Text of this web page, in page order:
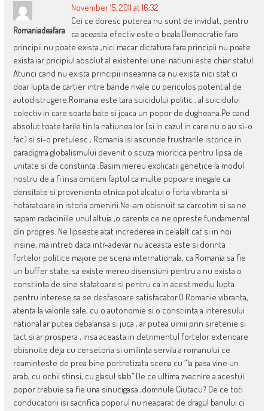
Romaniadeafara
November 15, 2011 at 16:32
Cei ce doresc puterea nu sunt de invidiat, pentru
ca aceasta efectiv este o boala.Democratie fara
principii nu poate exista ,nici macar dictatura fara principii nu poate
exista iar pricipiul absolut al existentei unei natiuni este chiar statul.
Atunci cand nu exista principii inseamna ca nu exista nici stat ci
doar lupta de cartier intre bande rivale cu periculos potential de
autodistrugere.Romania este tara suicidului politic , al suicidului
colectiv in care soarta bate si joaca un popor de dugheana.Pe cand
absolut toate tarile tin la natiunea lor (si in cazul in care nu o au si-o
fac) si si-o pretuiesc , Romania isi ascunde frustrarile istorice in
paradigma globalismului devenit o scuza mioritica pentru lipsa de
unitate si de constiinta .Gasim mereu explicatii genetice la modul
nostru de a fi insa omitem faptul ca multe popoare inegale ca
densitate si provenienta etnica pot alcatui o forta vibranta si
hotaratoare in istoria omenirii.Ne-am obisnuit sa carcotim si sa ne
sapam radaciniile unul altuia ,o carenta ce ne opreste fundamental
din progres. Ne lipseste atat increderea in celalalt cat si in noi
insine, ma intreb daca intr-adevar nu aceasta este si dorinta
fortelor politice majore pe scena internationala, ca Romania sa fie
un buffer state, sa existe mereu disensiuni pentru a nu exista o
constiinta de sine statatoare si pentru ca in acest mediu lupta
pentru interese sa se desfasoare satisfacator.O Romanie vibranta,
atenta la valorile sale, cu o autonomie si o constiinta a interesului
national ar putea debalansa si juca , ar putea uimii prin siretenie si
tact si ar prospera , insa aceasta in detrimentul fortelor exterioare
obisnuite deja cu cersetoria si umilinta servila a romanului ce
reaminteste de prea bine portretizata scena cu “la pasa vine un
arab, cu ochii stinsi, cu glasul slab”.De ce ultima zvacnire a acestui
popor trebuie sa fie una sinucigasa ,domnule Ciutacu? De ce toti
conducatorii isi sacrifica poporul nu neaparat de dragul banului ci